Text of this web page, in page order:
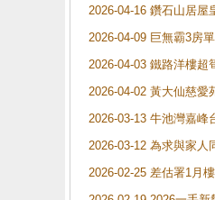
2026-04-16 鑽石山居屋
2026-04-09 巨無霸3房
2026-04-03 鐵路洋樓超
2026-04-02 黃大仙慈愛
2026-03-13 牛池灣嘉峰
2026-03-12 為求與家人
2026-02-25 差估署1月